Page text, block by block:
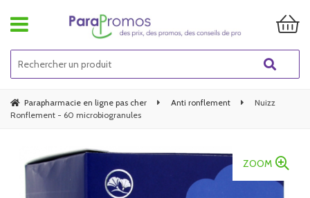
Parapharmacie en ligne pas cher Anti ronflement
Nuizz
Ronflement - 60 microbiogranules
ZOOM